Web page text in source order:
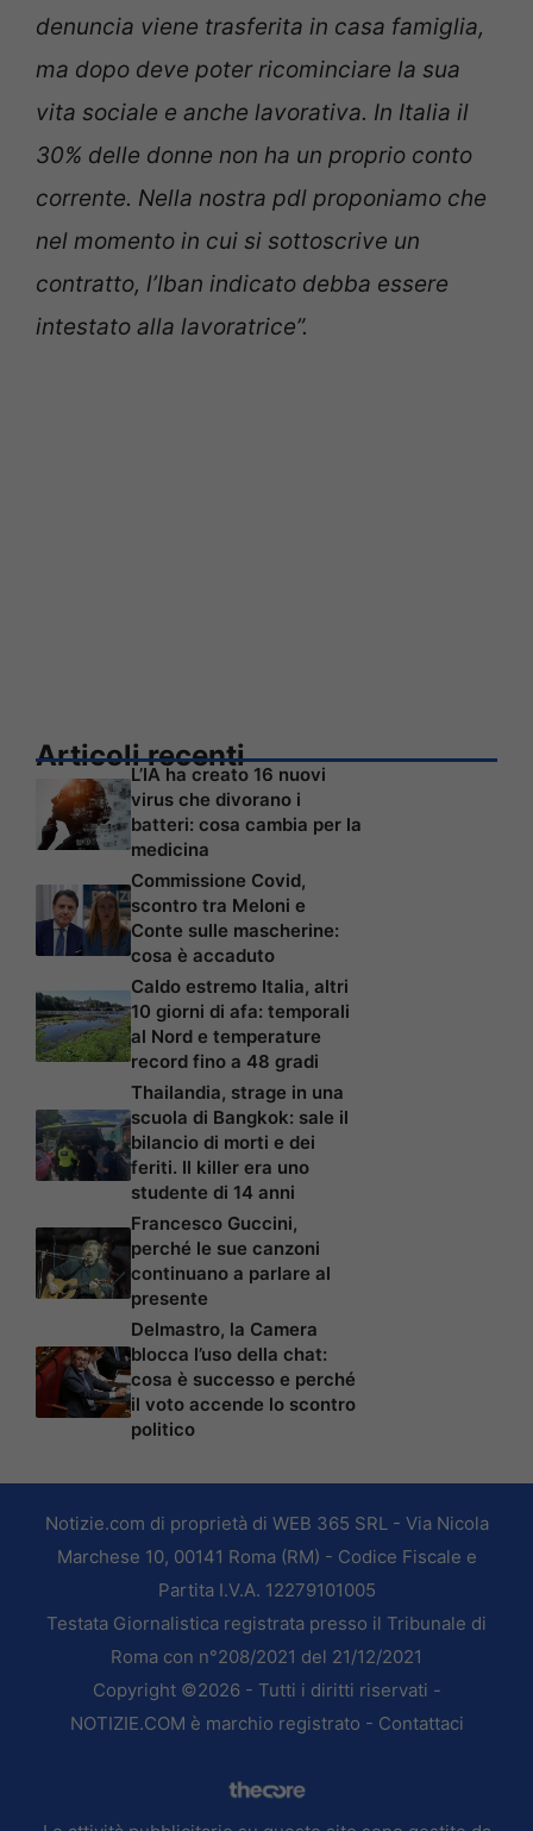
denuncia viene trasferita in casa famiglia,
ma dopo deve poter ricominciare la sua
vita sociale e anche lavorativa. In Italia il
30% delle donne non ha un proprio conto
corrente. Nella nostra pdl proponiamo che
nel momento in cui si sottoscrive un
contratto, l’Iban indicato debba essere
intestato alla lavoratrice”.
Articoli recenti
L’IA ha creato 16 nuovi
virus che divorano i
batteri: cosa cambia per la
medicina
Commissione Covid,
scontro tra Meloni e
Conte sulle mascherine:
cosa è accaduto
Caldo estremo Italia, altri
10 giorni di afa: temporali
al Nord e temperature
record fino a 48 gradi
Thailandia, strage in una
scuola di Bangkok: sale il
bilancio di morti e dei
feriti. Il killer era uno
studente di 14 anni
Francesco Guccini,
perché le sue canzoni
continuano a parlare al
presente
Delmastro, la Camera
blocca l’uso della chat:
cosa è successo e perché
il voto accende lo scontro
politico
Notizie.com di proprietà di WEB 365 SRL - Via Nicola
Marchese 10, 00141 Roma (RM) - Codice Fiscale e
Partita I.V.A. 12279101005
Testata Giornalistica registrata presso il Tribunale di
Roma con n°208/2021 del 21/12/2021
Copyright ©2026 - Tutti i diritti riservati -
NOTIZIE.COM è marchio registrato - Contattaci